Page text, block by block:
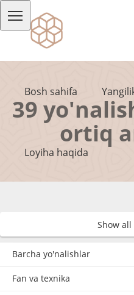
Bosh sahifa
Loyiha haqida
39
ortiq
Show all
Barcha yo'nalishlar
Fan va texnika